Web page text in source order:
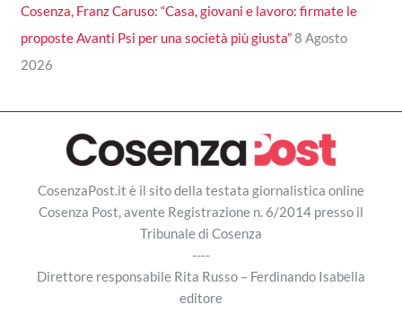
Cosenza, Franz Caruso: “Casa, giovani e lavoro: firmate le
proposte Avanti Psi per una società più giusta”8 Agosto
2026
CosenzaPost.it è il sito della testata giornalistica online
Cosenza Post, avente Registrazione n. 6/2014 presso il
Tribunale di Cosenza
----
Direttore responsabile Rita Russo – Ferdinando Isabella
editore